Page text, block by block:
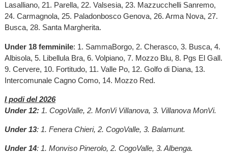
Lasalliano, 21. Parella, 22. Valsesia, 23. Mazzucchelli Sanremo,
24. Carmagnola, 25. Paladonbosco Genova, 26. Arma Nova, 27.
Busca, 28. Santa Margherita.
Under 18 femminile: 1. SammaBorgo, 2. Cherasco, 3. Busca, 4.
Albisola, 5. Libellula Bra, 6. Volpiano, 7. Mozzo Blu, 8. Pgs El Gall.
9. Cervere, 10. Fortitudo, 11. Valle Po, 12. Golfo di Diana, 13.
Intercomunale Cagno Como, 14. Mozzo Red.
I podi del 2026
Under 12: 1. CogoValle, 2. MonVi Villanova, 3. Villanova MonVi.
Under 13: 1. Fenera Chieri, 2. CogoValle, 3. Balamunt.
Under 14: 1. Monviso Pinerolo, 2. CogoValle, 3. Albenga.